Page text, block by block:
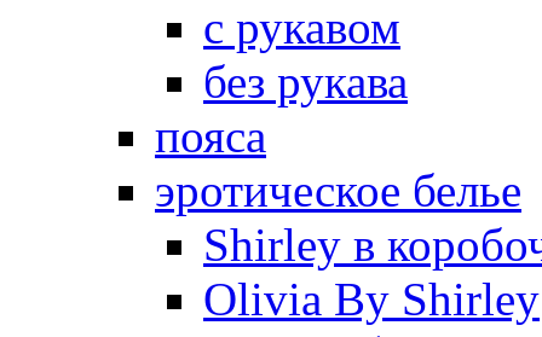
с рукавом
без рукава
пояса
эротическое белье
Shirley в
Olivia By Shirley